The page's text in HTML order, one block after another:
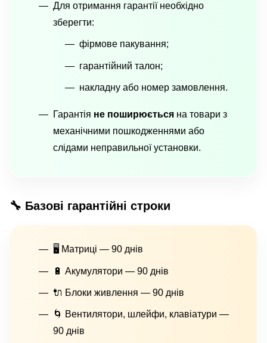
Для отримання гарантії необхідно
зберегти:
фірмове пакування;
гарантійний талон;
накладну або номер замовлення.
Гарантія не поширюється на товари з
механічними пошкодженнями або
слідами неправильної установки.
🔧 Базові гарантійні строки
🖥 Матриці — 90 днів
🔋 Акумулятори — 90 днів
🔌 Блоки живлення — 90 днів
🌀 Вентилятори, шлейфи, клавіатури —
90 днів